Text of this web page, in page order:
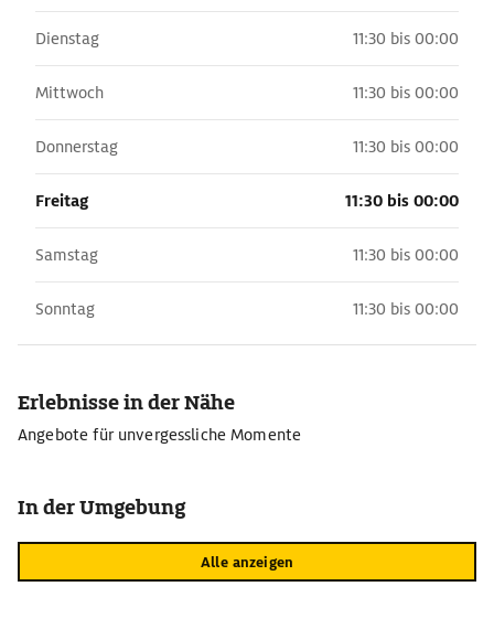
Dienstag 11:30 bis 00:00
Mittwoch 11:30 bis 00:00
Donnerstag 11:30 bis 00:00
Freitag 11:30 bis 00:00
Samstag 11:30 bis 00:00
Sonntag 11:30 bis 00:00
Erlebnisse in der Nähe
Angebote für unvergessliche Momente
In der Umgebung
Alle anzeigen